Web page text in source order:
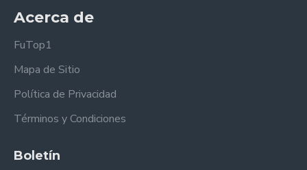
Acerca de
FuTop1
Mapa de Sitio
Política de Privacidad
Términos y Condiciones
Boletín